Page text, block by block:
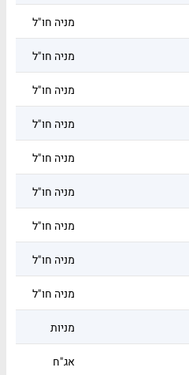
מניה חו"ל
מניה חו"ל
מניה חו"ל
מניה חו"ל
מניה חו"ל
מניה חו"ל
מניה חו"ל
מניה חו"ל
מניה חו"ל
מניות
אג"ח